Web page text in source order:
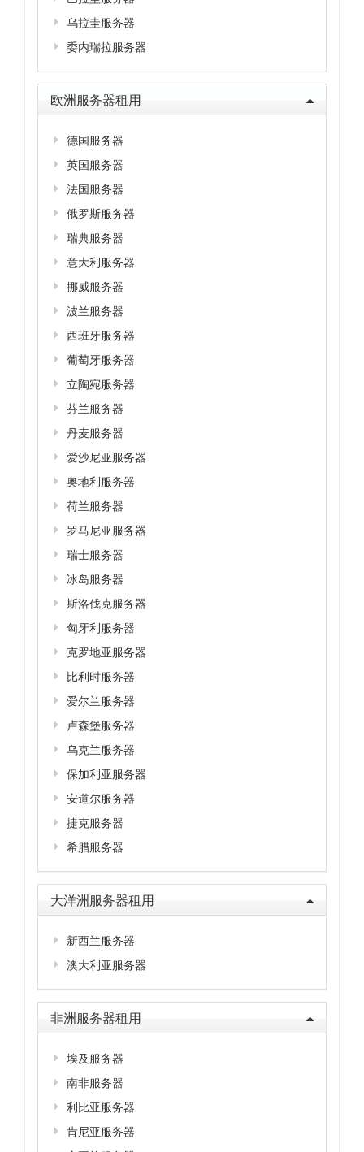
乌拉圭服务器
委内瑞拉服务器
欧洲服务器租用
德国服务器
英国服务器
法国服务器
俄罗斯服务器
瑞典服务器
意大利服务器
挪威服务器
波兰服务器
西班牙服务器
葡萄牙服务器
立陶宛服务器
芬兰服务器
丹麦服务器
爱沙尼亚服务器
奥地利服务器
荷兰服务器
罗马尼亚服务器
瑞士服务器
冰岛服务器
斯洛伐克服务器
匈牙利服务器
克罗地亚服务器
比利时服务器
爱尔兰服务器
卢森堡服务器
乌克兰服务器
保加利亚服务器
安道尔服务器
捷克服务器
希腊服务器
大洋洲服务器租用
新西兰服务器
澳大利亚服务器
非洲服务器租用
埃及服务器
南非服务器
利比亚服务器
肯尼亚服务器